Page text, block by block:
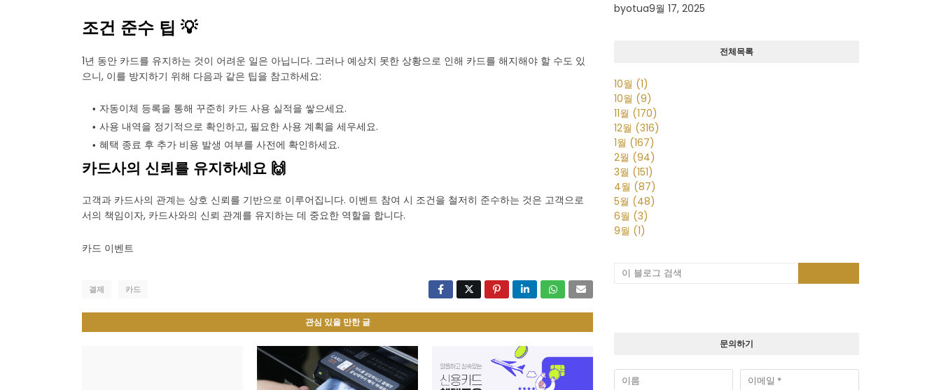
조건 준수 팁 💡
1년 동안 카드를 유지하는 것이 어려운 일은 아닙니다. 그러나 예상치 못한 상황으로 인해 카드를 해지해야 할 수도 있
으니, 이를 방지하기 위해 다음과 같은 팁을 참고하세요:
자동이체 등록을 통해 꾸준히 카드 사용 실적을 쌓으세요.
사용 내역을 정기적으로 확인하고, 필요한 사용 계획을 세우세요.
혜택 종료 후 추가 비용 발생 여부를 사전에 확인하세요.
카드사의 신뢰를 유지하세요 🙌
고객과 카드사의 관계는 상호 신뢰를 기반으로 이루어집니다. 이벤트 참여 시 조건을 철저히 준수하는 것은 고객으로
서의 책임이자, 카드사와의 신뢰 관계를 유지하는 데 중요한 역할을 합니다.
카드 이벤트
결제 카드
관심 있을 만한 글
byotua9월 17, 2025
전체목록
10월 (1)
10월 (9)
11월 (170)
12월 (316)
1월 (167)
2월 (94)
3월 (151)
4월 (87)
5월 (48)
6월 (3)
9월 (1)
문의하기